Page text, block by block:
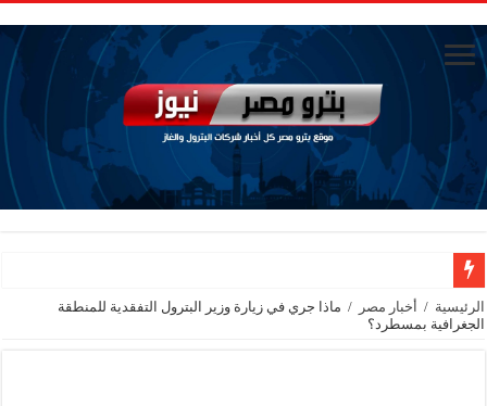
الاستغناء عن ثلاث موظفين في المكتب الفني للوزير
الرئيسية / أخبار مصر / ماذا جري في زيارة وزير البترول التفقدية للمنطقة
الجغرافية بمسطرد؟